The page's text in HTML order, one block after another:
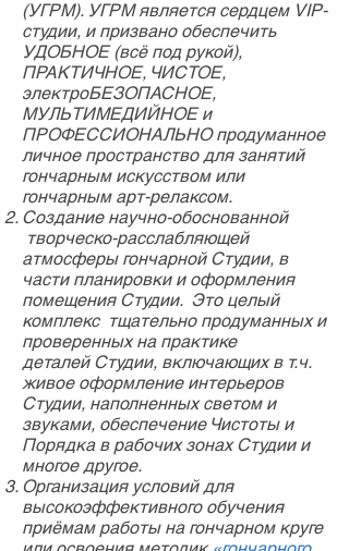
(УГРМ). УГРМ является сердцем VIP-
студии, и призвано обеспечить
УДОБНОЕ (всё под рукой),
ПРАКТИЧНОЕ, ЧИСТОЕ,
электроБЕЗОПАСНОЕ,
МУЛЬТИМЕДИЙНОЕ и
ПРОФЕССИОНАЛЬНО продуманное
личное пространство для занятий
гончарным искусством или
гончарным арт-релаксом.
Создание научно-обоснованной
творческо-расслабляющей
атмосферы гончарной Студии, в
части планировки и оформления
помещения Студии. Это целый
комплекс тщательно продуманных и
проверенных на практике
деталей Студии, включающих в т.ч.
живое оформление интерьеров
Студии, наполненных светом и
звуками, обеспечение Чистоты и
Порядка в рабочих зонах Студии и
многое другое.
Организация условий для
высокоэффективного обучения
приёмам работы на гончарном круге